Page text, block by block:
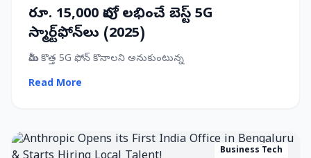
రూ. 15,000 లోపు లభించే బెస్ట్ 5G
స్మార్ట్‌ఫోన్‌లు (2025)
మీరు కొత్త 5G ఫోన్ కొనాలని అనుకుంటున్న
Read More
Business Tech